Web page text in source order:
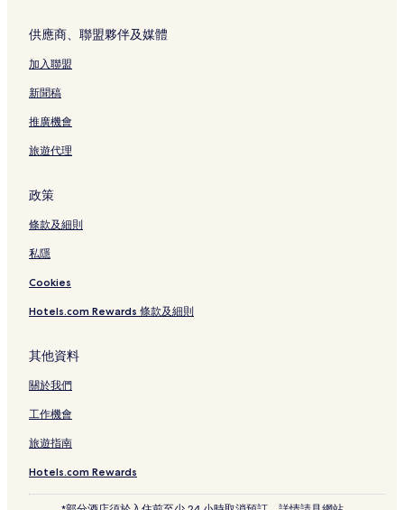
曼谷運河附近的酒店
曼谷 5 星級酒店
帕泰的Spa 酒店
七隆酒店
披耶泰站附近的酒店
阿索克的附設廚房的酒店
七隆站附近的酒店
蘇帕查拉賽體育場附近的酒店
帕亞泰路酒店
皇家律實高爾夫俱樂部附近的酒店
曼谷的豪華酒店
三養站附近的酒店
優社酒店
象神廟附近的酒店
曼谷的民宿
帕那空的豪華酒店
供應商、聯盟夥伴及媒體
加入聯盟
新聞稿
推廣機會
旅遊代理
政策
條款及細則
私隱
Cookies
Hotels.com Rewards 條款及細則
其他資料
關於我們
工作機會
旅遊指南
Hotels.com Rewards